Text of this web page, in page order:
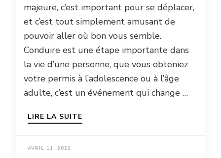
majeure, c’est important pour se déplacer,
et c’est tout simplement amusant de
pouvoir aller où bon vous semble.
Conduire est une étape importante dans
la vie d’une personne, que vous obteniez
votre permis à l’adolescence ou à l’âge
adulte, c’est un événement qui change …
LIRE LA SUITE
AVRIL 11, 2022